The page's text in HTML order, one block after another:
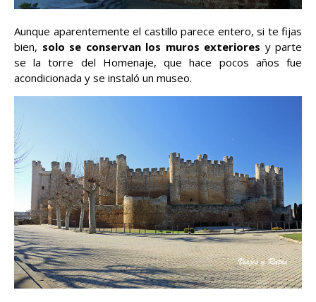
Aunque aparentemente el castillo parece entero, si te fijas
bien, solo se conservan los muros exteriores y parte
se la torre del Homenaje, que hace pocos años fue
acondicionada y se instaló un museo.